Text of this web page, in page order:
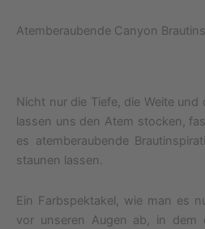
Atemberaubende Canyon
Nicht nur die Tiefe, die Weite
lassen uns den Atem stocken,
es atemberaubende
staunen lassen.
Ein Farbspektakel, wie man es
vor unseren Augen ab, in dem